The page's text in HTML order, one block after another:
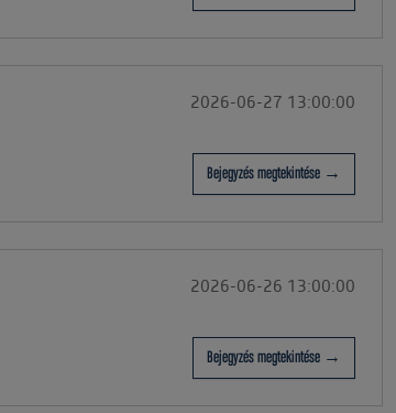
2026-06-27 13:00:00
Bejegyzés megtekintése →
2026-06-26 13:00:00
Bejegyzés megtekintése →